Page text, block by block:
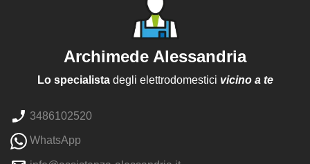
Archimede Alessandria
Lo specialistadegli elettrodomestici vicino a te
3486102520
WhatsApp